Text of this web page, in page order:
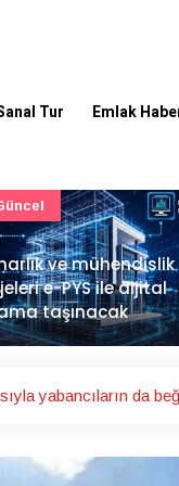
Tur Emlak
Suite
Ev Sistemleri
yabancıların da